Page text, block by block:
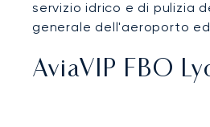
servizio idrico e di pulizia
generale dell'aeroporto
AviaVIP FBO